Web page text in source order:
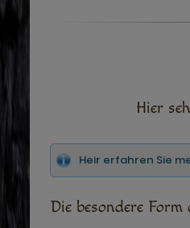
Hier
Heir erfahren Sie
Die besondere Form